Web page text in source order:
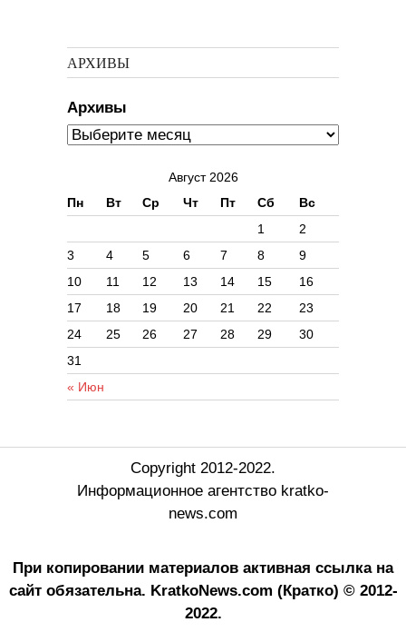
АРХИВЫ
Архивы
Август 2026
Пн
Вт Ср Чт Пт Сб Вс
« Июн
1
2
3
4 5 6 7 8
9
10
11 12 13 14 15
16
17
18 19 20 21 22
23
24
25 26 27 28 29
30
31
Copyright 2012-2022.
Информационное агентство kratko-
news.com
При копировании материалов активная ссылка на
сайт обязательна. KratkoNews.com (Кратко) © 2012-
2022.